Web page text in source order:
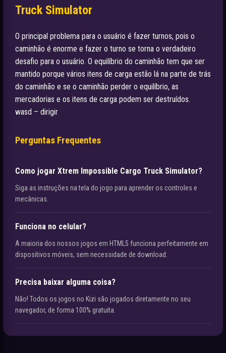
Truck Simulator
O principal problema para o usuário é fazer turnos, pois o
caminhão é enorme e fazer o turno se torna o verdadeiro
desafio para o usuário. O equilíbrio do caminhão tem que ser
mantido porque vários itens de carga estão lá na parte de trás
do caminhão e se o caminhão perder o equilíbrio, as
mercadorias e os itens de carga podem ser destruídos.
wasd – dirigir
Perguntas Frequentes
Como jogar Xtrem Impossible Cargo Truck Simulator?
Siga as instruções na tela do jogo para aprender os controles e
mecânicas.
Funciona no celular?
A maioria dos nossos jogos em HTML5 funciona perfeitamente em
dispositivos móveis, sem necessidade de download.
Precisa baixar alguma coisa?
Não! Todos os jogos no Kizi são jogados diretamente no seu
navegador, de forma 100% gratuita.